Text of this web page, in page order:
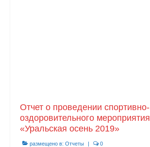
Отчет о проведении спортивно-
оздоровительного мероприятия
«Уральская осень 2019»
размещено в: Отчеты | 0